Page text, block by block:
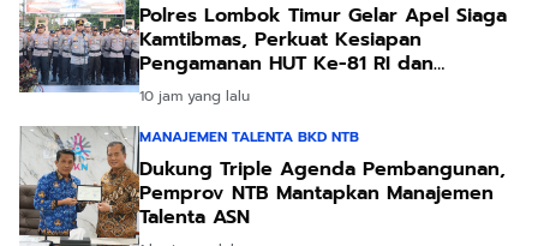
Polres Lombok Timur Gelar Apel Siaga
Kamtibmas, Perkuat Kesiapan
Pengamanan HUT Ke-81 RI dan
Kunjungan Kapolri
10 jam yang lalu
MANAJEMEN TALENTA BKD NTB
Dukung Triple Agenda Pembangunan,
Pemprov NTB Mantapkan Manajemen
Talenta ASN